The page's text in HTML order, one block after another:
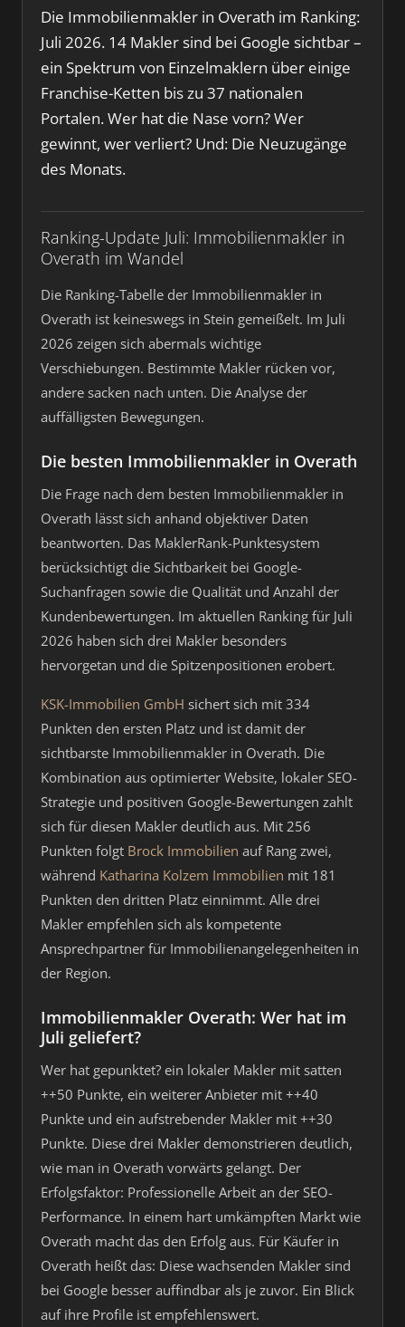
Die Immobilienmakler in Overath im Ranking:
Juli 2026. 14 Makler sind bei Google sichtbar –
ein Spektrum von Einzelmaklern über einige
Franchise-Ketten bis zu 37 nationalen
Portalen. Wer hat die Nase vorn? Wer
gewinnt, wer verliert? Und: Die Neuzugänge
des Monats.
Ranking-Update Juli: Immobilienmakler in
Overath im Wandel
Die Ranking-Tabelle der Immobilienmakler in
Overath ist keineswegs in Stein gemeißelt. Im Juli
2026 zeigen sich abermals wichtige
Verschiebungen. Bestimmte Makler rücken vor,
andere sacken nach unten. Die Analyse der
auffälligsten Bewegungen.
Die besten Immobilienmakler in Overath
Die Frage nach dem besten Immobilienmakler in
Overath lässt sich anhand objektiver Daten
beantworten. Das MaklerRank-Punktesystem
berücksichtigt die Sichtbarkeit bei Google-
Suchanfragen sowie die Qualität und Anzahl der
Kundenbewertungen. Im aktuellen Ranking für Juli
2026 haben sich drei Makler besonders
hervorgetan und die Spitzenpositionen erobert.
KSK-Immobilien GmbH sichert sich mit 334
Punkten den ersten Platz und ist damit der
sichtbarste Immobilienmakler in Overath. Die
Kombination aus optimierter Website, lokaler SEO-
Strategie und positiven Google-Bewertungen zahlt
sich für diesen Makler deutlich aus. Mit 256
Punkten folgt Brock Immobilien auf Rang zwei,
während Katharina Kolzem Immobilien mit 181
Punkten den dritten Platz einnimmt. Alle drei
Makler empfehlen sich als kompetente
Ansprechpartner für Immobilienangelegenheiten in
der Region.
Immobilienmakler Overath: Wer hat im
Juli geliefert?
Wer hat gepunktet? ein lokaler Makler mit satten
++50 Punkte, ein weiterer Anbieter mit ++40
Punkte und ein aufstrebender Makler mit ++30
Punkte. Diese drei Makler demonstrieren deutlich,
wie man in Overath vorwärts gelangt. Der
Erfolgsfaktor: Professionelle Arbeit an der SEO-
Performance. In einem hart umkämpften Markt wie
Overath macht das den Erfolg aus. Für Käufer in
Overath heißt das: Diese wachsenden Makler sind
bei Google besser auffindbar als je zuvor. Ein Blick
auf ihre Profile ist empfehlenswert.